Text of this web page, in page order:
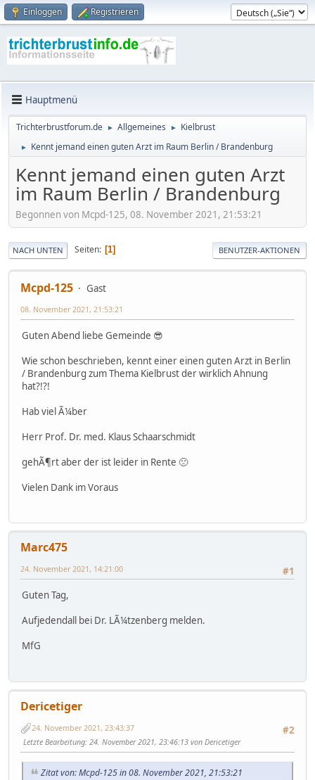
Einloggen Registrieren
Hauptmenü
Trichterbrustforum.de ► Allgemeines ► Kielbrust
► Kennt jemand einen guten Arzt im Raum Berlin / Brandenburg
Kennt jemand einen guten Arzt
im Raum Berlin / Brandenburg
Begonnen von Mcpd-125, 08. November 2021, 21:53:21
NACH UNTEN Seiten 1 BENUTZER-AKTIONEN
Mcpd-125 Gast
08. November 2021, 21:53:21
Guten Abend liebe Gemeinde 😎
Wie schon beschrieben, kennt einer einen guten Arzt in Berlin
/ Brandenburg zum Thema Kielbrust der wirklich Ahnung
hat?!?!
Hab viel Ã¼ber
Herr Prof. Dr. med. Klaus Schaarschmidt
gehÃ¶rt aber der ist leider in Rente 🙁
Vielen Dank im Voraus
Marc475
#1
24. November 2021, 14:21:00
Guten Tag,
Aufjedendall bei Dr. LÃ¼tzenberg melden.
MfG
Dericetiger
#2
24. November 2021, 23:43:37
Letzte Bearbeitung: 24. November 2021, 23:46:13 von Dericetiger
Zitat von: Mcpd-125 in 08. November 2021, 21:53:21